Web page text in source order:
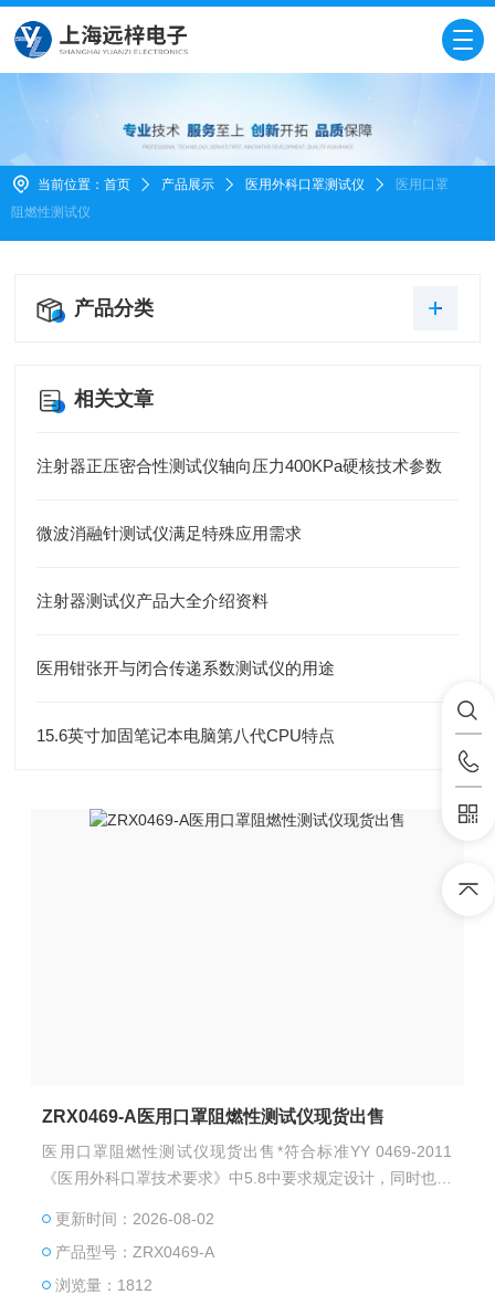
当前位置： 首页 产品展示 医用外科口罩测试仪
医用口罩
阻燃性测试仪
产品分类
相关文章
注射器正压密合性测试仪轴向压力400KPa硬核技术参数
微波消融针测试仪满足特殊应用需求
注射器测试仪产品大全介绍资料
医用钳张开与闭合传递系数测试仪的用途
15.6英寸加固笔记本电脑第八代CPU特点
ZRX0469-A医用口罩阻燃性测试仪现货出售
医用口罩阻燃性测试仪现货出售*符合标准YY 0469-2011
《医用外科口罩技术要求》中5.8中要求规定设计，同时也符
测试要求。
更新时间：2026-08-02
产品型号：ZRX0469-A
浏览量：1812